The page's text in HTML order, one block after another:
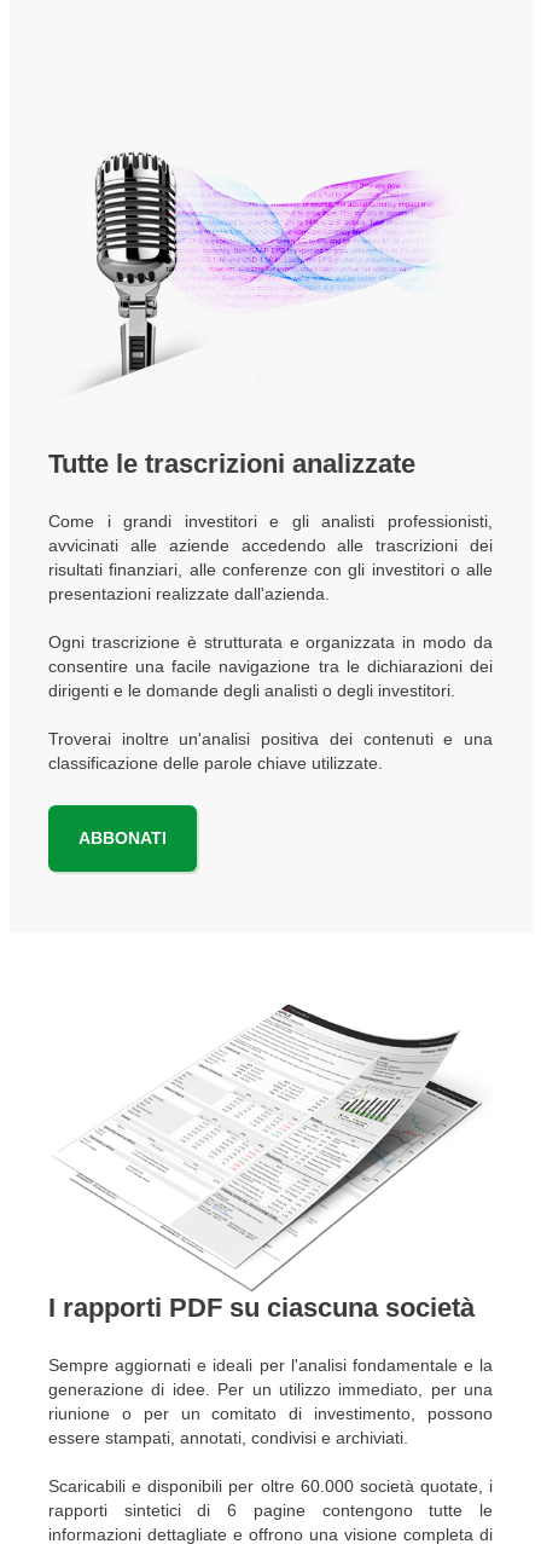
Tutte le trascrizioni analizzate
Come i grandi investitori e gli analisti professionisti,
avvicinati alle aziende accedendo alle trascrizioni dei
risultati finanziari, alle conferenze con gli investitori o alle
presentazioni realizzate dall'azienda.
Ogni trascrizione è strutturata e organizzata in modo da
consentire una facile navigazione tra le dichiarazioni dei
dirigenti e le domande degli analisti o degli investitori.
Troverai inoltre un'analisi positiva dei contenuti e una
classificazione delle parole chiave utilizzate.
ABBONATI
I rapporti PDF su ciascuna società
Sempre aggiornati e ideali per l'analisi fondamentale e la
generazione di idee. Per un utilizzo immediato, per una
riunione o per un comitato di investimento, possono
essere stampati, annotati, condivisi e archiviati.
Scaricabili e disponibili per oltre 60.000 società quotate, i
rapporti sintetici di 6 pagine contengono tutte le
informazioni dettagliate e offrono una visione completa di